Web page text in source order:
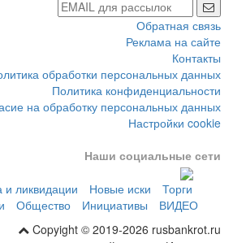
Обратная связь
Реклама на сайте
Контакты
обработки персональных данных
Политика конфиденциальности
на обработку персональных данных
Настройки cookie
Торги
Общество Инициативы
ВИДЕО
Copyight © 2019-2026 rusbankrot.ru
материалов сайта в сети Интернет,